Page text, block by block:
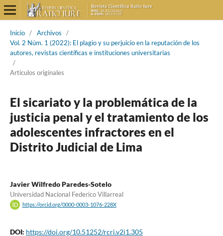
Inicio / Archivos
/
Vol. 2 Núm. 1 (2022): El plagio y su perjuicio en la reputación de los
autores, revistas científicas e instituciones universitarias
/
Artículos originales
El sicariato y la problemática de la
justicia penal y el tratamiento de los
adolescentes infractores en el
Distrito Judicial de Lima
Javier Wilfredo Paredes-Sotelo
Universidad Nacional Federico Villarreal
https://orcid.org/0000-0003-1076-228X
DOI: https://doi.org/10.51252/rcri.v2i1.305